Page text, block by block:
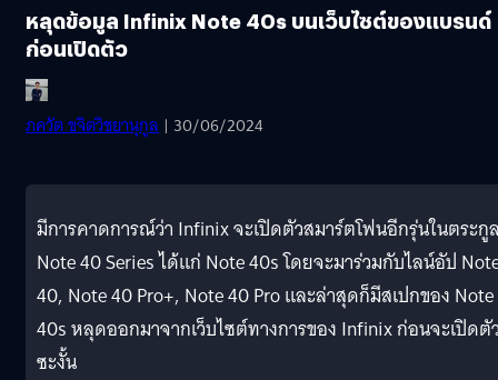
หลุดข้อมูล Infinix Note 40s บนเว็บไซต์ของแบรนด์
ก่อนเปิดตัว
ภควัต ขจิตวิชยานุกูล | 30/06/2024
มีการคาดการณ์ว่า Infinix จะเปิดตัวสมาร์ตโฟนอีกรุ่นในตระกู
Note 40 Series ได้แก่ Note 40s โดยจะมาร่วมกับไลน์อัป
40, Note 40 Pro+, Note 40 Pro และล่าสุดก็มีสเปกของ Note
40s หลุดออกมาจากเว็บไซต์ทางการของ Infinix ก่อนจะเปิดตั
ซะงั้น